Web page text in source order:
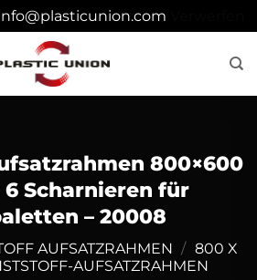
800×600
Scharnieren für
– 20008
AUFSATZRAHMEN / 800 X
AUFSATZRAHMEN